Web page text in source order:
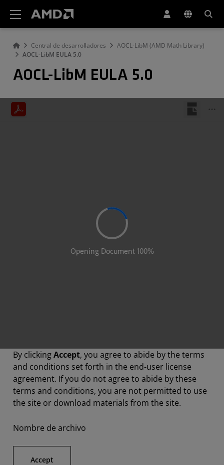
Central de desarrolladores
AOCL-LibM (AMD Math Library)
AOCL-LibM EULA 5.0
AOCL-LibM EULA 5.0
By clickingAccept, you agree to abide by the terms
and conditions set forth in the end-user license
agreement. If you do not agree to abide by these
terms and conditions, you are not permitted to use
the site or download materials from the site.
Nombre de archivo
Accept